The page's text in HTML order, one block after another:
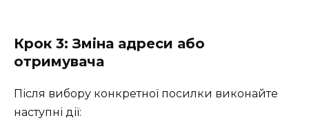
Крок 3: Зміна адреси або
отримувача
Після вибору конкретної посилки виконайте
наступні дії: